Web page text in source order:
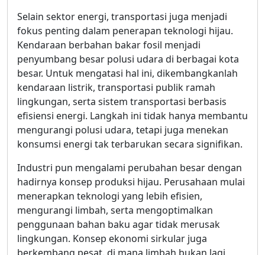
Selain sektor energi, transportasi juga menjadi
fokus penting dalam penerapan teknologi hijau.
Kendaraan berbahan bakar fosil menjadi
penyumbang besar polusi udara di berbagai kota
besar. Untuk mengatasi hal ini, dikembangkanlah
kendaraan listrik, transportasi publik ramah
lingkungan, serta sistem transportasi berbasis
efisiensi energi. Langkah ini tidak hanya membantu
mengurangi polusi udara, tetapi juga menekan
konsumsi energi tak terbarukan secara signifikan.
Industri pun mengalami perubahan besar dengan
hadirnya konsep produksi hijau. Perusahaan mulai
menerapkan teknologi yang lebih efisien,
mengurangi limbah, serta mengoptimalkan
penggunaan bahan baku agar tidak merusak
lingkungan. Konsep ekonomi sirkular juga
berkembang pesat, di mana limbah bukan lagi